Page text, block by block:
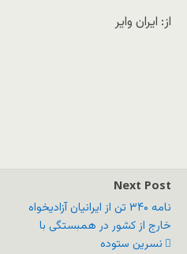
از: ایران وایر
Next Post
نامه ۳۴۰ تن از ایرانیان آزادیخواه
خارج از کشور در همبستگی با
نسرین ستوده